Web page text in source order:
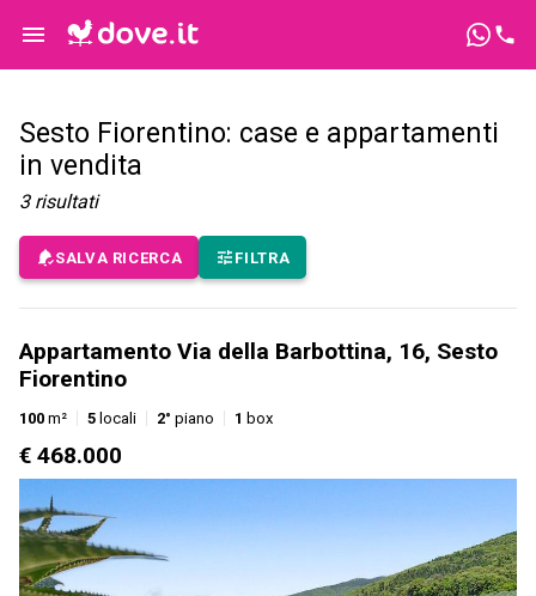
Sesto Fiorentino: case e appartamenti
in vendita
3 risultati
SALVA RICERCA FILTRA
Appartamento Via della Barbottina, 16, Sesto
Fiorentino
100 m² 5 locali 2° piano 1 box
€ 468.000